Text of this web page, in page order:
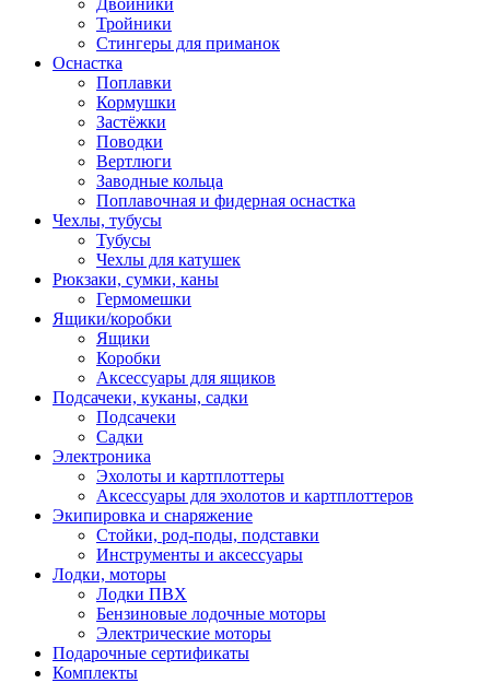
Тройники
Стингеры для приманок
Оснастка
Поплавки
Кормушки
Застёжки
Поводки
Вертлюги
Заводные кольца
Поплавочная и фидерная оснастка
Чехлы, тубусы
Тубусы
Чехлы для катушек
Рюкзаки, сумки, каны
Гермомешки
Ящики/коробки
Ящики
Коробки
Аксессуары для ящиков
Подсачеки, куканы, садки
Подсачеки
Садки
Электроника
Эхолоты и картплоттеры
Аксессуары для эхолотов и картплоттеров
Экипировка и снаряжение
Стойки, род-поды, подставки
Инструменты и аксессуары
Лодки, моторы
Лодки ПВХ
Бензиновые лодочные моторы
Электрические моторы
Подарочные сертификаты
Комплекты